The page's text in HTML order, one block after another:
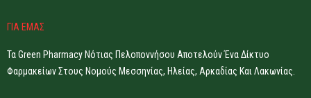
ΓΙΑ ΕΜΑΣ
Τα Green Pharmacy Νότιας Πελοποννήσου Αποτελούν Ένα Δίκτυο
Φαρμακείων Στους Νομούς Μεσσηνίας, Ηλείας, Αρκαδίας Και Λακωνίας.